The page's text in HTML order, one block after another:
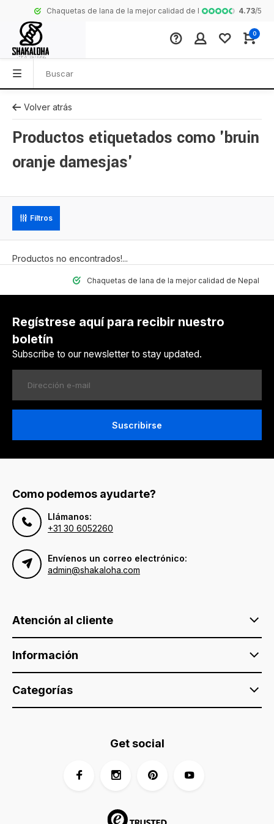
Chaquetas de lana de la mejor calidad de Nepal Colección
4.73/5
0
Volver atrás
Productos etiquetados como 'bruin
oranje damesjas'
Filtros
Productos no encontrados!...
Chaquetas de lana de la mejor calidad de Nepal
Regístrese aquí para recibir nuestro
boletín
Subscribe to our newsletter to stay updated.
Suscribirse
Como podemos ayudarte?
Llámanos:
+31 30 6052260
Envíenos un correo electrónico:
admin@shakaloha.com
Atención al cliente
Información
Categorías
Get social